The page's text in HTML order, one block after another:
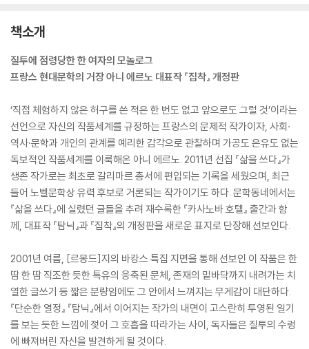
책소개
질투에 점령당한 한 여자의 모놀로그
프랑스 현대문학의 거장 아니 에르노 대표작 『집착』 개정판
‘직접 체험하지 않은 허구를 쓴 적은 한 번도 없고 앞으로도 그럴 것’이라는
선언으로 자신의 작품세계를 규정하는 프랑스의 문제적 작가이자, 사회·
역사·문학과 개인의 관계를 예리한 감각으로 관찰하며 가공도 은유도 없는
독보적인 작품세계를 이룩해온 아니 에르노. 2011년 선집 『삶을 쓰다』가
생존 작가로는 최초로 갈리마르 총서에 편입되는 기록을 세웠으며, 최근
들어 노벨문학상 유력 후보로 거론되는 작가이기도 하다. 문학동네에서는
『삶을 쓰다』에 실렸던 글들을 추려 재수록한 『카사노바 호텔』 출간과 함
께, 대표작 『탐닉』과 『집착』의 개정판을 새로운 표지로 단장해 선보인다.
2001년 여름, [르몽드]지의 바캉스 특집 지면을 통해 선보인 이 작품은 한
땀 한 땀 직조한 듯한 특유의 응축된 문체, 존재의 밑바닥까지 내려가는 치
열한 글쓰기 등 짧은 분량임에도 그 안에서 느껴지는 무게감이 대단하다.
『단순한 열정』 『탐닉』에서 이어지는 작가의 내면이 고스란히 투영된 일기
를 보는 듯한 느낌에 젖어 그 호흡을 따라가는 사이, 독자들은 질투의 수렁
에 빠져버린 자신을 발견하게 될 것이다.